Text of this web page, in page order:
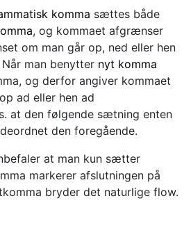
komma sættes både
, og kommaet afgrænser
om man går op, ned eller hen
man benytter nyt komma
og derfor angiver kommaet
ad eller hen ad
at den følgende sætning enten
den foregående.
at man kun sætter
markerer afslutningen på
bryder det naturlige flow.